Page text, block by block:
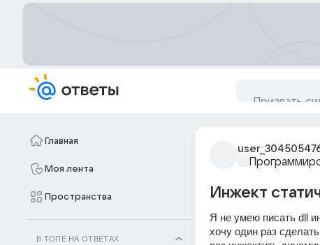
Главная
Моя лента
Пространства
В ТОПЕ НА ОТВЕТАХ
Инжект
Я не умею писать dll
хочу один раз